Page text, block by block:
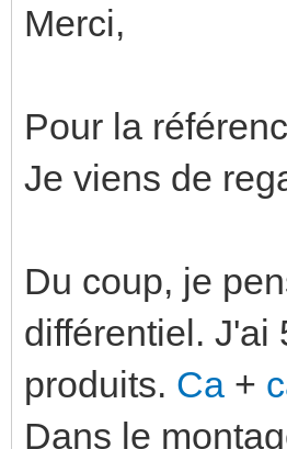
Merci,
Pour la
Je viens de
Du coup, je
différentiel. J'ai
produits. Ca +
Dans le